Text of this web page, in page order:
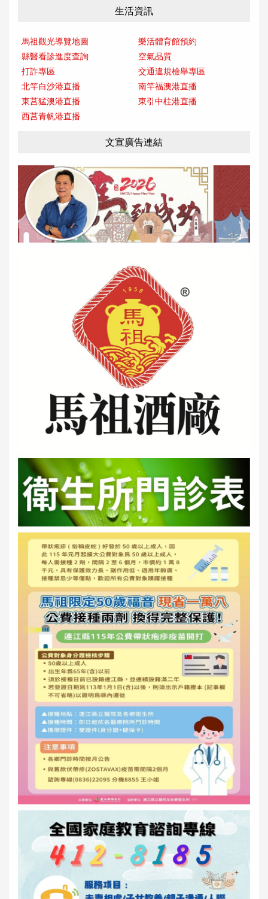
生活資訊
馬祖觀光導覽地圖
樂活體育館預約
縣醫看診進度查詢
空氣品質
打詐專區
交通違規檢舉專區
北竿白沙港直播
南竿福澳港直播
東莒猛澳港直播
東引中柱港直播
西莒青帆港直播
文宣廣告連結